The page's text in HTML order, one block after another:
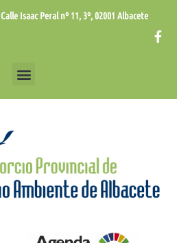
Calle Isaac Peral nº 11, 3º, 02001 Albacete